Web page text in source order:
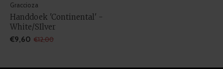
Graccioza
Handdoek 'Continental' -
White/SIlver
€9,60 €12,00